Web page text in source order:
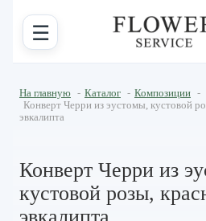
☰
На главную - Каталог - Композиции -
Конверт Черри из эустомы, кустовой
эвкалипта
Конверт Черри из
кустовой розы,